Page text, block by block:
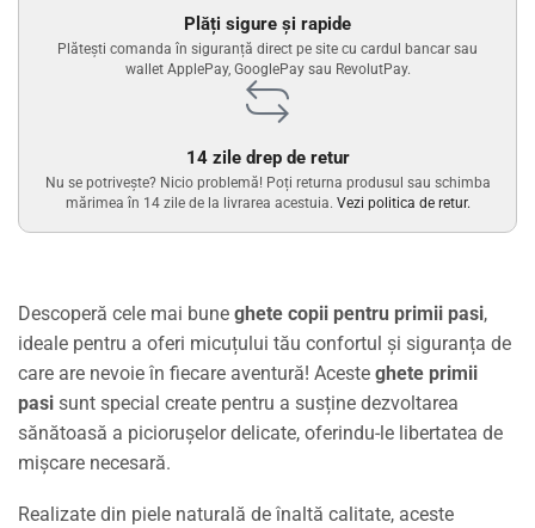
Plăți sigure și rapide
Plătești comanda în siguranță direct pe site cu cardul bancar sau
wallet ApplePay, GooglePay sau RevolutPay.
14 zile drep de retur
Nu se potrivește? Nicio problemă! Poți returna produsul sau schimba
mărimea în 14 zile de la livrarea acestuia. Vezi politica de retur.
Descoperă cele mai bune ghete copii pentru primii pasi,
ideale pentru a oferi micuțului tău confortul și siguranța de
care are nevoie în fiecare aventură! Aceste ghete primii
pasi sunt special create pentru a susține dezvoltarea
sănătoasă a piciorușelor delicate, oferindu-le libertatea de
mișcare necesară.
Realizate din piele naturală de înaltă calitate, aceste